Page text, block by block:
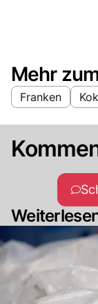
Mehr
Franken